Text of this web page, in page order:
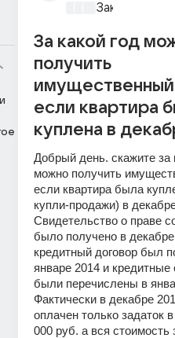
Закон и
За какой год
получить
имущественный
если квартира
куплена в
Добрый день. скажите за
можно получить
если квартира была
купли-продажи) в
Свидетельство о праве
было получено в
кредитный договор был
январе 2014 и кредитные
были перечислены в
Фактически в декабре
оплачен только задаток
000 руб. а вся стоимость